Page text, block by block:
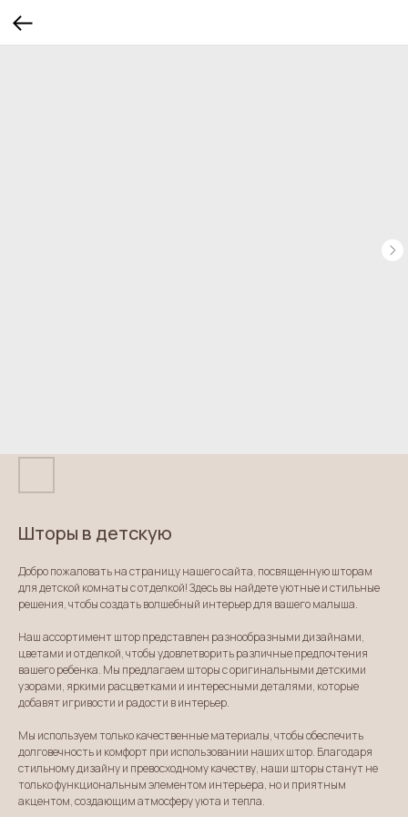
Шторы в детскую
Добро пожаловать на страницу нашего сайта, посвященную шторам
для детской комнаты с отделкой! Здесь вы найдете уютные и стильные
решения, чтобы создать волшебный интерьер для вашего малыша.
Наш ассортимент штор представлен разнообразными дизайнами,
цветами и отделкой, чтобы удовлетворить различные предпочтения
вашего ребенка. Мы предлагаем шторы с оригинальными детскими
узорами, яркими расцветками и интересными деталями, которые
добавят игривости и радости в интерьер.
Мы используем только качественные материалы, чтобы обеспечить
долговечность и комфорт при использовании наших штор. Благодаря
стильному дизайну и превосходному качеству, наши шторы станут не
только функциональным элементом интерьера, но и приятным
акцентом, создающим атмосферу уюта и тепла.